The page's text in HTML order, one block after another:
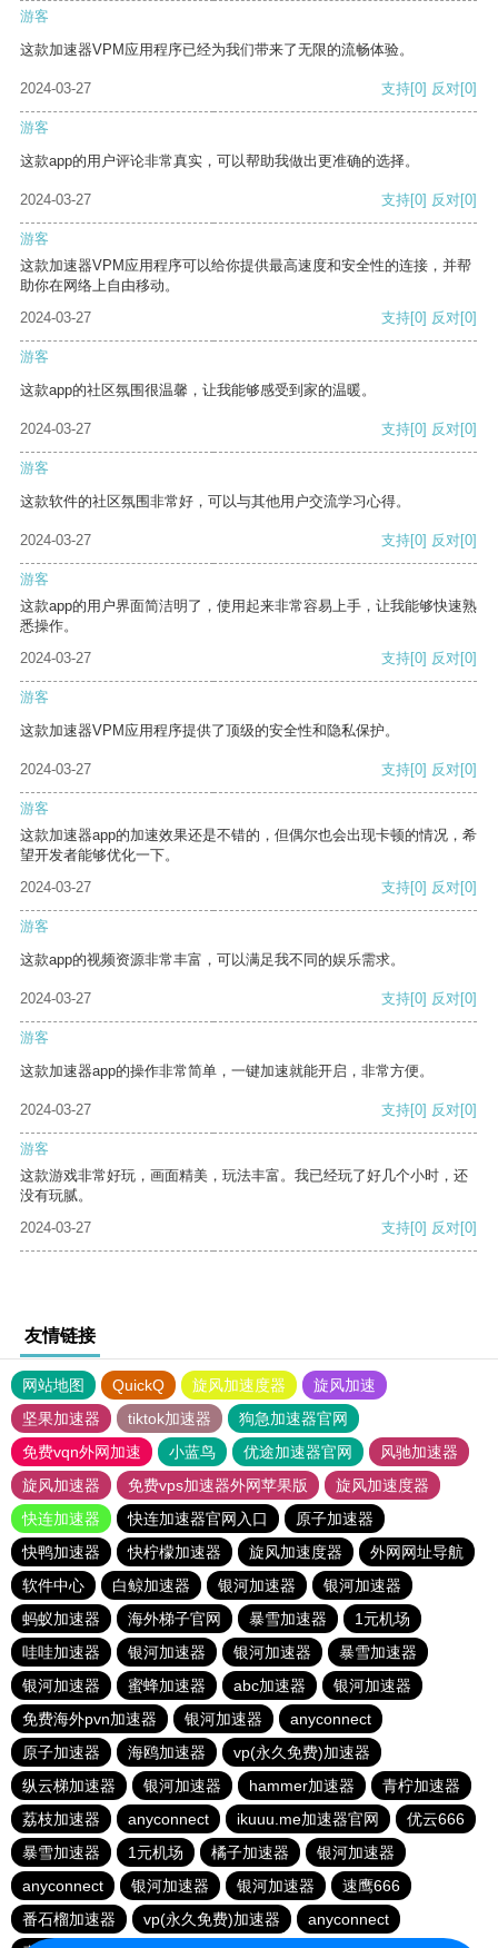
游客
这款加速器VPM应用程序已经为我们带来了无限的流畅体验。
2024-03-27 支持[0] 反对[0]
游客
这款app的用户评论非常真实，可以帮助我做出更准确的选择。
2024-03-27 支持[0] 反对[0]
游客
这款加速器VPM应用程序可以给你提供最高速度和安全性的连接，并帮
助你在网络上自由移动。
2024-03-27
支持[0] 反对[0]
游客
这款app的社区氛围很温馨，让我能够感受到家的温暖。
2024-03-27 支持[0] 反对[0]
游客
这款软件的社区氛围非常好，可以与其他用户交流学习心得。
2024-03-27 支持[0] 反对[0]
游客
这款app的用户界面简洁明了，使用起来非常容易上手，让我能够快速熟
悉操作。
2024-03-27
支持[0] 反对[0]
游客
这款加速器VPM应用程序提供了顶级的安全性和隐私保护。
2024-03-27 支持[0] 反对[0]
游客
这款加速器app的加速效果还是不错的，但偶尔也会出现卡顿的情况，希
望开发者能够优化一下。
2024-03-27
支持[0] 反对[0]
游客
这款app的视频资源非常丰富，可以满足我不同的娱乐需求。
2024-03-27 支持[0] 反对[0]
游客
这款加速器app的操作非常简单，一键加速就能开启，非常方便。
2024-03-27 支持[0] 反对[0]
游客
这款游戏非常好玩，画面精美，玩法丰富。我已经玩了好几个小时，还
没有玩腻。
2024-03-27
支持[0] 反对[0]
友情链接
网站地图 QuickQ 旋风加速度器
旋风加速
坚果加速器
tiktok加速器
狗急加速器官网
免费vqn外网加速
小蓝鸟 优途加速器官网
风驰加速器
旋风加速器
免费vps加速器外网苹果版
旋风加速度器
快连加速器
快连加速器官网入口
原子加速器
快鸭加速器
快柠檬加速器 旋风加速度器
外网网址导航
软件中心
白鲸加速器 银河加速器
银河加速器
蚂蚁加速器
海外梯子官网 暴雪加速器
1元机场
哇哇加速器
银河加速器 银河加速器
暴雪加速器
银河加速器
蜜蜂加速器 abc加速器
银河加速器
免费海外pvn加速器
银河加速器
anyconnect
原子加速器
海鸥加速器
vp(永久免费)加速器
纵云梯加速器
银河加速器 hammer加速器
青柠加速器
荔枝加速器
anyconnect ikuuu.me加速器官网
优云666
暴雪加速器
1元机场 橘子加速器
银河加速器
anyconnect
银河加速器 银河加速器
速鹰666
番石榴加速器
vp(永久免费)加速器
anyconnect